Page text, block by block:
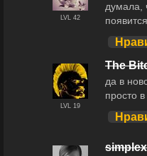
LVL 42
думала,
LVL 19
The
да в
просто
simplex